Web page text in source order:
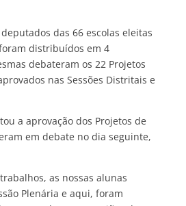
das 66 escolas eleitas
distribuídos em 4
debateram os 22 Projetos
nas Sessões Distritais e
a aprovação dos Projetos de
em debate no dia seguinte,
as nossas alunas
Plenária e aqui, foram